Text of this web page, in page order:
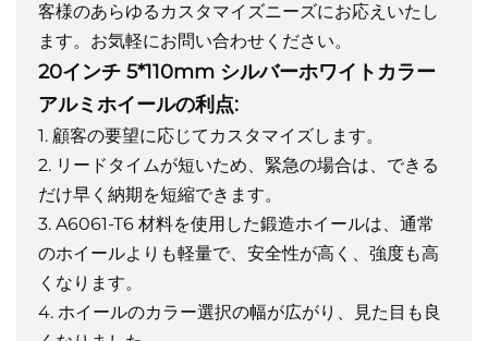
客様のあらゆるカスタマイズニーズにお応えいたし
ます。お気軽にお問い合わせください。
20インチ 5*110mm シルバーホワイトカラー
アルミホイールの利点:
1. 顧客の要望に応じてカスタマイズします。
2. リードタイムが短いため、緊急の場合は、できる
だけ早く納期を短縮できます。
3. A6061-T6 材料を使用した鍛造ホイールは、通常
のホイールよりも軽量で、安全性が高く、強度も高
くなります。
4. ホイールのカラー選択の幅が広がり、見た目も良